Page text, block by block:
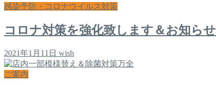
感染予防・コロナウイルス対策
コロナ対策を強化致します＆お知らせ
2021年1月11日 wish
ご案内